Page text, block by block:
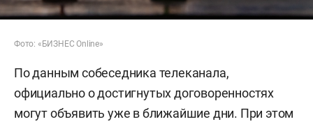
Фото: «БИЗНЕС Online»
По данным собеседника телеканала,
официально о достигнутых договоренностях
могут объявить уже в ближайшие дни. При этом